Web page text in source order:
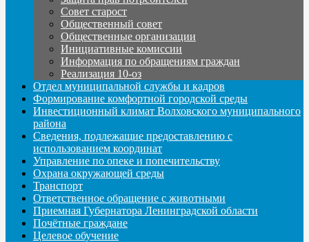
Совет старост
Общественный совет
Общественные организации
Инициативные комиссии
Информация по обращениям граждан
Реализация 10-оз
Отдел муниципальной службы и кадров
Формирование комфортной городской среды
Инвестиционный климат Волховского муниципального
района
Сведения, подлежащие предоставлению с
использованием координат
Управление по опеке и попечительству
Охрана окружающей среды
Транспорт
Ответственное обращение с животными
Приемная Губернатора Ленинградской области
Почётные граждане
Целевое обучение